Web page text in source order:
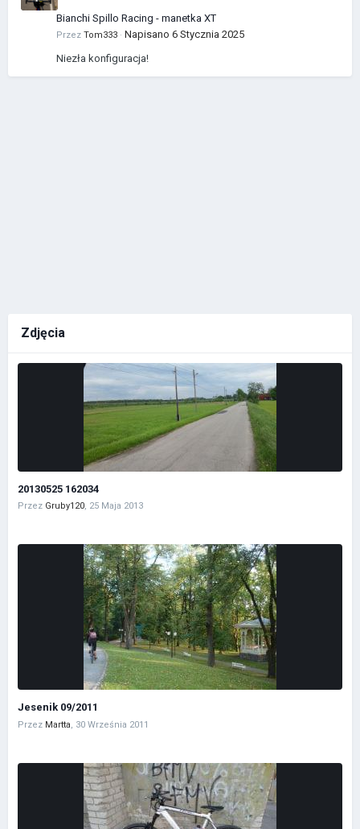
Bianchi Spillo Racing - manetka XT
Przez Tom333 · Napisano 6 Stycznia 2025
Niezła konfiguracja!
Zdjęcia
20130525 162034
Przez Gruby120, 25 Maja 2013
Jesenik 09/2011
Przez Martta, 30 Września 2011